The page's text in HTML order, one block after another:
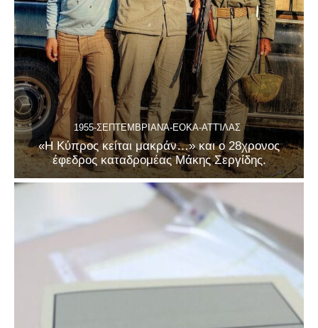
1955-ΣΕΠΤΕΜΒΡΙΑΝΆ-ΕΟΚΑ-ΑΤΤΊΛΑΣ
«Η Κύπρος κείται μακράν…» και ο 28χρονος
έφεδρος καταδρομέας Μάκης Σεργίδης.